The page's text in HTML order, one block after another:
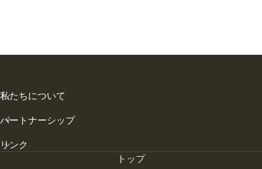
私たちについて
パートナーシップ
リンク
トップ